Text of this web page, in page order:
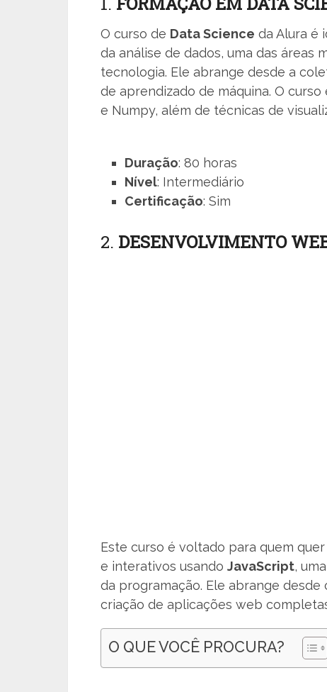
O curso de Data Science da Alura é
da análise de dados, uma das áreas
tecnologia. Ele abrange desde a
de aprendizado de máquina. O
e Numpy, além de técnicas de
Duração: 80 horas
Nível: Intermediário
Certificação: Sim
2. DESENVOLVIMENTO
Este curso é voltado para quem
e interativos usando JavaScript,
da programação. Ele abrange
criação de aplicações web
O QUE VOCÊ PROCURA?